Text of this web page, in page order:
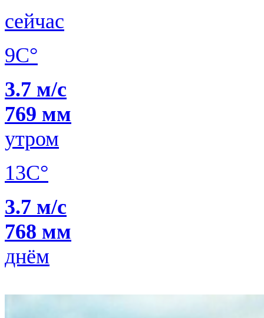
сейчас
9C°
3.7 м/с
769 мм
утром
13C°
3.7 м/с
768 мм
днём